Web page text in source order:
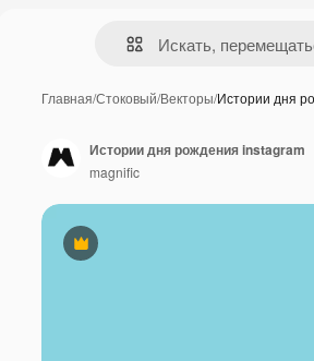
Главная/Стоковый/Векторы/Истории дня
Премиум
Истории дня рождения instagram
magnific